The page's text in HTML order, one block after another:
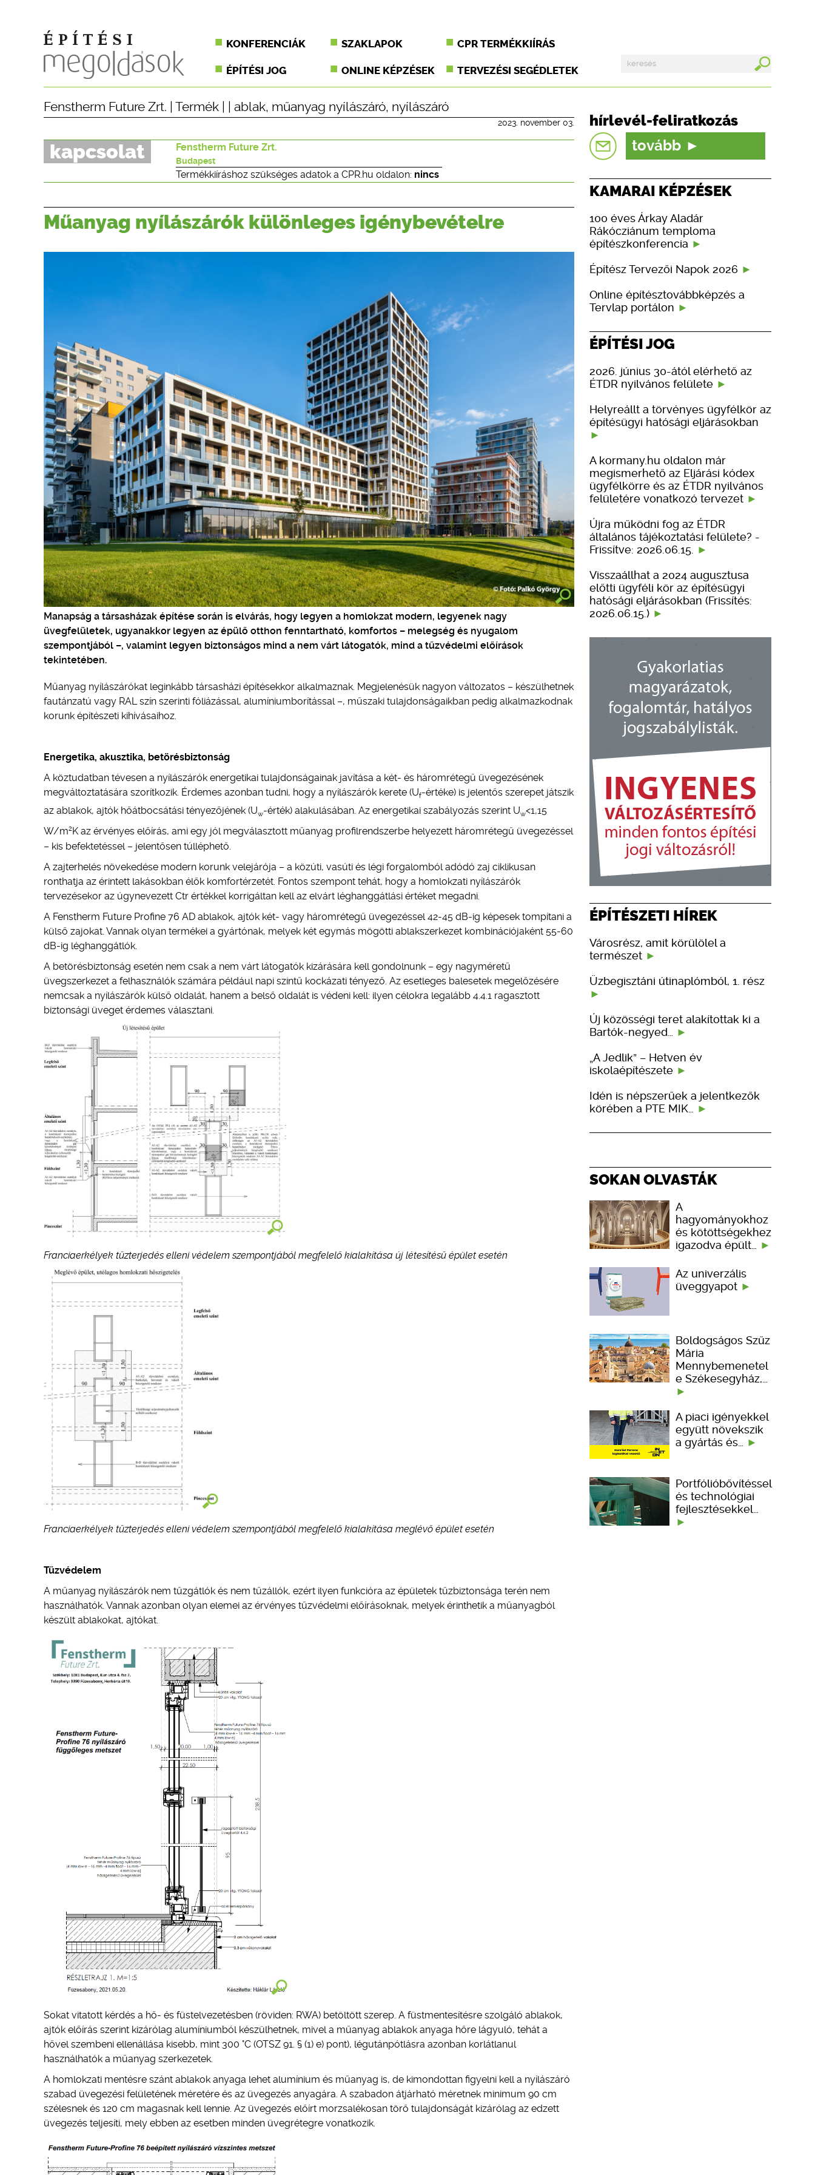
KONFERENCIÁK SZAKLAPOK CPR TERMÉKKIÍRÁS
ÉPÍTÉSI JOG ONLINE KÉPZÉSEK TERVEZÉSI SEGÉDLETEK
Fenstherm Future Zrt. Termék ablak, műanyag nyílászáró, nyílászáró
2023. november 03.
kapcsolat Fenstherm Future Zrt.
Budapest
Termékkiíráshoz szükséges adatok a CPR.hu oldalon: nincs
Műanyag nyílászárók különleges igénybevételre
Manapság a társasházak építése során is elvárás, hogy legyen a homlokzat modern, legyenek nagy
üvegfelületek, ugyanakkor legyen az épülő otthon fenntartható, komfortos – melegség és nyugalom
szempontjából –, valamint legyen biztonságos mind a nem várt látogatók, mind a tűzvédelmi előírások
tekintetében.
Műanyag nyílászárókat leginkább társasházi építésekkor alkalmaznak. Megjelenésük nagyon változatos – készülhetnek
fautánzatú vagy RAL szín szerinti fóliázással, alumíniumborítással –, műszaki tulajdonságaikban pedig alkalmazkodnak
korunk építészeti kihívásaihoz.
Energetika, akusztika, betörésbiztonság
A köztudatban tévesen a nyílászárók energetikai tulajdonságainak javítása a két- és háromrétegű üvegezésének
megváltoztatására szorítkozik. Érdemes azonban tudni, hogy a nyílászárók kerete (Uf-értéke) is jelentős szerepet játszik
az ablakok, ajtók hőátbocsátási tényezőjének (Uw-érték) alakulásában. Az energetikai szabályozás szerint Uw<1,15
W/m2K az érvényes előírás, ami egy jól megválasztott műanyag profilrendszerbe helyezett háromrétegű üvegezéssel
– kis befektetéssel – jelentősen túlléphető.
A zajterhelés növekedése modern korunk velejárója – a közúti, vasúti és légi forgalomból adódó zaj ciklikusan
ronthatja az érintett lakásokban élők komfortérzetét. Fontos szempont tehát, hogy a homlokzati nyílászárók
tervezésekor az úgynevezett Ctr értékkel korrigáltan kell az elvárt léghanggátlási értéket megadni.
A Fenstherm Future Profine 76 AD ablakok, ajtók két- vagy háromrétegű üvegezéssel 42-45 dB-ig képesek tompítani a
külső zajokat. Vannak olyan termékei a gyártónak, melyek két egymás mögötti ablakszerkezet kombinációjaként 55-60
dB-ig léghanggátlók.
A betörésbiztonság esetén nem csak a nem várt látogatók kizárására kell gondolnunk – egy nagyméretű
üvegszerkezet a felhasználók számára például napi szintű kockázati tényező. Az esetleges balesetek megelőzésére
nemcsak a nyílászárók külső oldalát, hanem a belső oldalát is védeni kell: ilyen célokra legalább 4.4.1 ragasztott
biztonsági üveget érdemes választani.
Franciaerkélyek tűzterjedés elleni védelem szempontjából megfelelő kialakítása új létesítésű épület esetén
Franciaerkélyek tűzterjedés elleni védelem szempontjából megfelelő kialakítása meglévő épület esetén
Tűzvédelem
A műanyag nyílászárók nem tűzgátlók és nem tűzállók, ezért ilyen funkcióra az épületek tűzbiztonsága terén nem
használhatók. Vannak azonban olyan elemei az érvényes tűzvédelmi előírásoknak, melyek érinthetik a műanyagból
készült ablakokat, ajtókat.
Sokat vitatott kérdés a hő- és füstelvezetésben (röviden: RWA) betöltött szerep. A füstmentesítésre szolgáló ablakok,
ajtók előírás szerint kizárólag alumíniumból készülhetnek, mivel a műanyag ablakok anyaga hőre lágyuló, tehát a
hővel szembeni ellenállása kisebb, mint 300 °C (OTSZ 91. § (1) e) pont), légutánpótlásra azonban korlátlanul
használhatók a műanyag szerkezetek.
A homlokzati mentésre szánt ablakok anyaga lehet alumínium és műanyag is, de kimondottan figyelni kell a nyílászáró
szabad üvegezési felületének méretére és az üvegezés anyagára. A szabadon átjárható méretnek minimum 90 cm
szélesnek és 120 cm magasnak kell lennie. Az üvegezés előírt morzsalékosan törő tulajdonságát kizárólag az edzett
üvegezés teljesíti, mely ebben az esetben minden üvegrétegre vonatkozik.
hírlevél-feliratkozás
tovább
KAMARAI KÉPZÉSEK
100 éves Árkay Aladár
Rákócziánum temploma
építészkonferencia
Építész Tervezői Napok 2026
Online építésztovábbképzés a
Tervlap portálon
ÉPÍTÉSI JOG
2026. június 30-ától elérhető az
ÉTDR nyilvános felülete
Helyreállt a törvényes ügyfélkör az
építésügyi hatósági eljárásokban
A kormany.hu oldalon már
megismerhető az Eljárási kódex
ügyfélkörre és az ÉTDR nyilvános
felületére vonatkozó tervezet
Újra működni fog az ÉTDR
általános tájékoztatási felülete? -
Frissítve: 2026.06.15.
Visszaállhat a 2024 augusztusa
előtti ügyféli kör az építésügyi
hatósági eljárásokban (Frissítés:
2026.06.15.)
ÉPÍTÉSZETI HÍREK
Városrész, amit körülölel a
természet
Üzbegisztáni útinaplómból, 1. rész
Új közösségi teret alakítottak ki a
Bartók-negyed…
„A Jedlik” – Hetven év
iskolaépítészete
Idén is népszerűek a jelentkezők
körében a PTE MIK…
SOKAN OLVASTÁK
A
hagyományokhoz
és kötöttségekhez
igazodva épült…
Az univerzális
üveggyapot
Boldogságos Szűz
Mária
Mennybemenetel
e Székesegyház,…
A piaci igényekkel
együtt növekszik
a gyártás és…
Portfólióbővítéssel
és technológiai
fejlesztésekkel…